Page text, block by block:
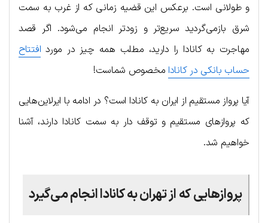
و طولانی است. برعکس این قضیه زمانی که از غرب به سمت
شرق بازمی‌گردید سریع‌تر و زودتر انجام می‌شود. اگر قصد
مهاجرت به کانادا را دارید، مطلب همه چیز در مورد افتتاح
حساب بانکی در کانادا مخصوص شماست!
آیا پرواز مستقیم از ایران به کانادا است؟ در ادامه با ایرلاین‌هایی
که پروازهای مستقیم و توقف دار به سمت کانادا دارند، آشنا
خواهیم شد.
پروازهایی که از تهران به کانادا انجام می‌گیرد